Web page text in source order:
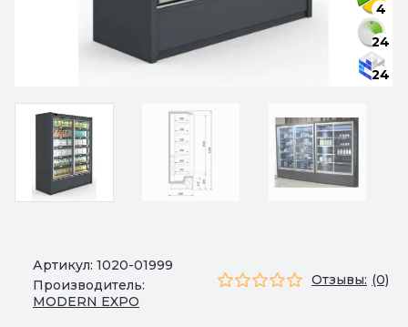
4
24
24
Артикул: 1020-01999
Производитель:
MODERN EXPO
Отзывы: (0)